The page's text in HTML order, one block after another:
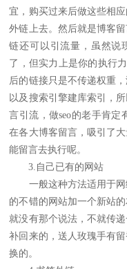
宜，购买过来后做这些相
外链上去。然后就是博客
链还可以引流量，虽然说
了，但实力上是你的执行
后的链接只是不传递权重
以及搜索引擎建库索引，
言引流，做seo的老手肯
在各大博客留言，吸引了
能留言去执行呢。
3.自己已有的网站
一般这种方法适用于网
的不错的网站加一个新站
就没有那个说法，不就传
补回来的，送人玫瑰手有
换的。